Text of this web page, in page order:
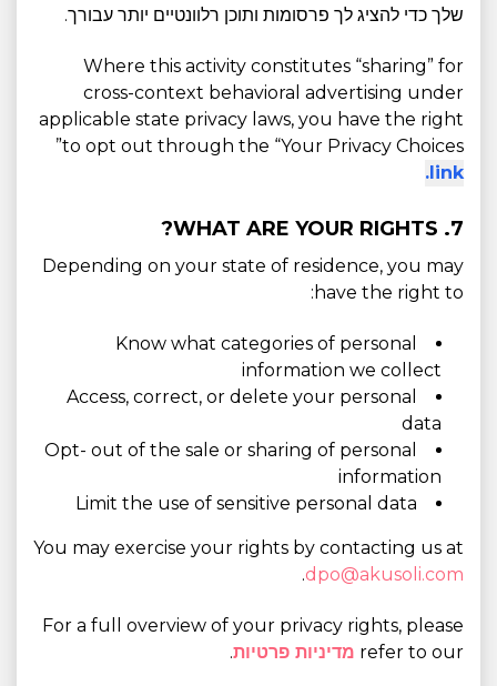
שלך כדי להציג לך פרסומות ותוכן רלוונטיים יותר עבורך.
Where this activity constitutes “sharing” for
cross-context behavioral advertising under
applicable state privacy laws, you have the right
to opt out through the “Your Privacy Choices”
link.
7. WHAT ARE YOUR RIGHTS?
Depending on your state of residence, you may
have the right to:
Know what categories of personal
information we collect
Access, correct, or delete your personal
data
Opt- out of the sale or sharing of personal
information
Limit the use of sensitive personal data
You may exercise your rights by contacting us at
dpo@akusoli.com
.
For a full overview of your privacy rights, please
refer to our מדיניות פרטיות.